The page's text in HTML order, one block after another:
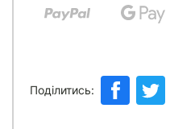
Поділитись: